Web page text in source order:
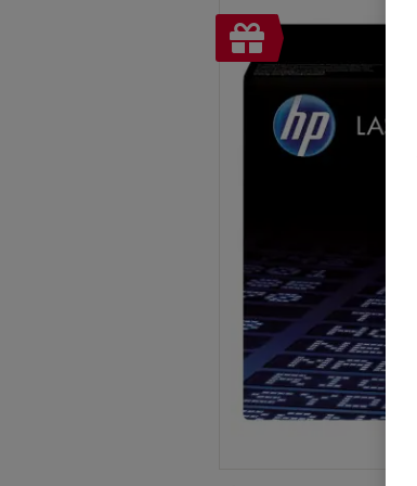
Inkl.
Geschenk